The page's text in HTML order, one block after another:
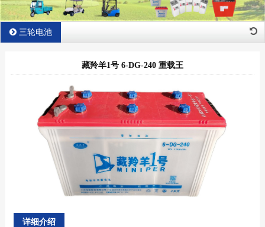
三轮电池
藏羚羊1号 6-DG-240 重载王
详细介绍